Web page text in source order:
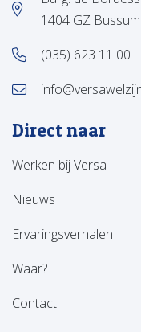
1404 GZ Bussum
(035) 623 11 00
Direct naar
Werken bij Versa
Nieuws
Ervaringsverhalen
Waar?
Contact